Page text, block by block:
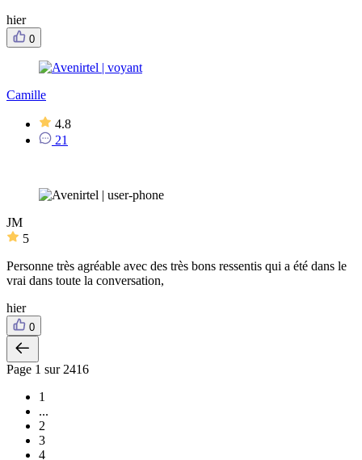
hier
0
Camille
4.8
21
JM
5
Personne très agréable avec des très bons ressentis qui a été dans le
vrai dans toute la conversation,
hier
0
Page 1 sur 2416
1
...
2
3
4